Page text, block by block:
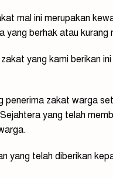
mal ini merupakan
yang berhak atau kurang
yang kami berikan
penerima zakat warga
yang telah
yang telah diberikan